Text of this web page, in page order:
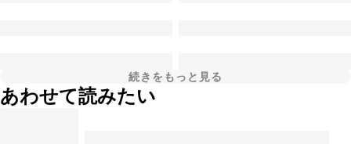
続きをもっと見る
あわせて読みたい